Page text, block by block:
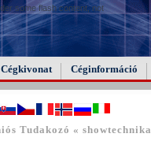
some flash content, not
Cégkivonat Céginformáció
Tudakozó « showtechnika